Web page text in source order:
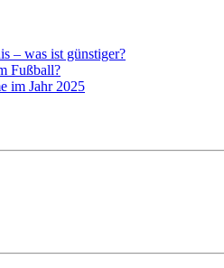
– was ist günstiger?
Fußball?
im Jahr 2025